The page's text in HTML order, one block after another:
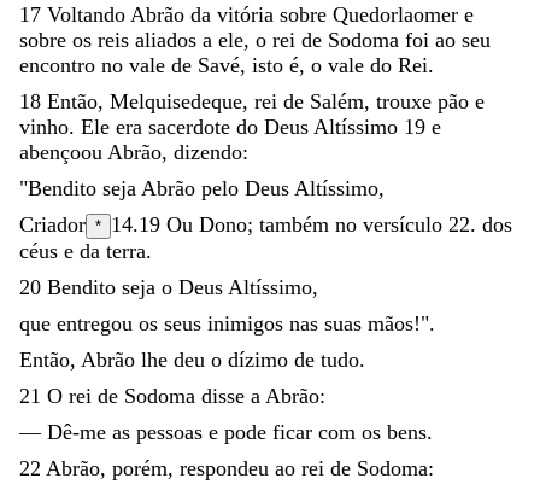
17 Voltando Abrão da vitória sobre Quedorlaomer e
sobre os reis aliados a ele, o rei de Sodoma foi ao seu
encontro no vale de Savé, isto é, o vale do Rei.
18 Então, Melquisedeque, rei de Salém, trouxe pão e
vinho. Ele era sacerdote do Deus Altíssimo 19 e
abençoou Abrão, dizendo:
"Bendito seja Abrão pelo Deus Altíssimo,
Criador * 14.19 Ou Dono; também no versículo 22. dos
céus e da terra.
20 Bendito seja o Deus Altíssimo,
que entregou os seus inimigos nas suas mãos!".
Então, Abrão lhe deu o dízimo de tudo.
21 O rei de Sodoma disse a Abrão:
— Dê-me as pessoas e pode ficar com os bens.
22 Abrão, porém, respondeu ao rei de Sodoma: